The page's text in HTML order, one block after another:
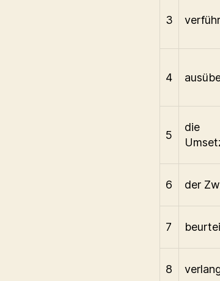
3
4
5
die
6 der
7
8